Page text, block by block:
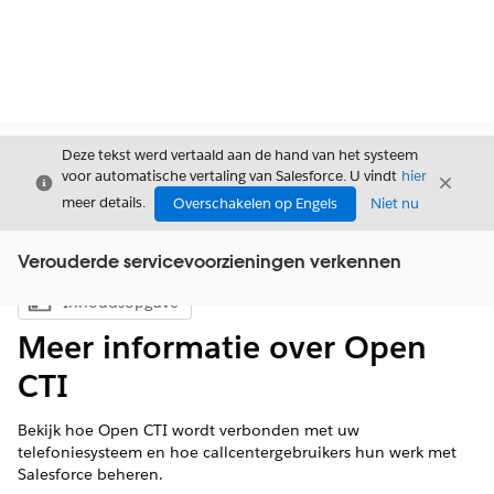
Sluiten
Deze tekst werd vertaald aan de hand van het systeem
voor automatische vertaling van Salesforce. U vindt hier
meer details.
Overschakelen op Engels Niet nu
Sluiten
Verouderde servicevoorzieningen verkennen
Inhoudsopgave weergeven
Inhoudsopgave
Meer informatie over Open
CTI
Bekijk hoe Open CTI wordt verbonden met uw
telefoniesysteem en hoe callcentergebruikers hun werk met
Salesforce beheren.